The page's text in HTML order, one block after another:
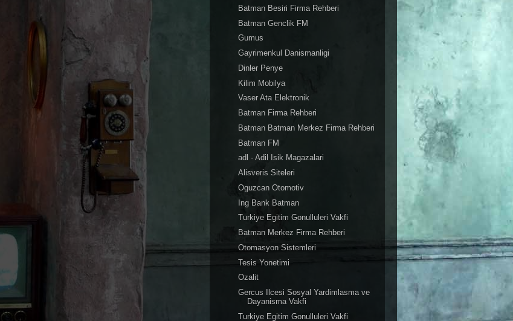
Batman Besiri Firma Rehberi
Batman Genclik FM
Gumus
Gayrimenkul Danismanligi
Dinler Penye
Kilim Mobilya
Vaser Ata Elektronik
Batman Firma Rehberi
Batman Batman Merkez Firma Rehberi
Batman FM
adl - Adil Isik Magazalari
Alisveris Siteleri
Oguzcan Otomotiv
Ing Bank Batman
Turkiye Egitim Gonulluleri Vakfi
Batman Merkez Firma Rehberi
Otomasyon Sistemleri
Tesis Yonetimi
Ozalit
Gercus Ilcesi Sosyal Yardimlasma ve
Dayanisma Vakfi
Turkiye Egitim Gonulluleri Vakfi